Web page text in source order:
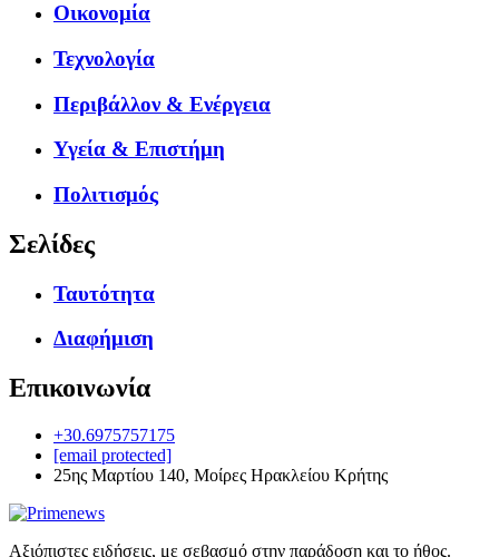
Οικονομία
Τεχνολογία
Περιβάλλον & Ενέργεια
Υγεία & Επιστήμη
Πολιτισμός
Σελίδες
Ταυτότητα
Διαφήμιση
Επικοινωνία
+30.6975757175
[email protected]
25ης Μαρτίου 140, Μοίρες Ηρακλείου Κρήτης
Αξιόπιστες ειδήσεις, με σεβασμό στην παράδοση και το ήθος.